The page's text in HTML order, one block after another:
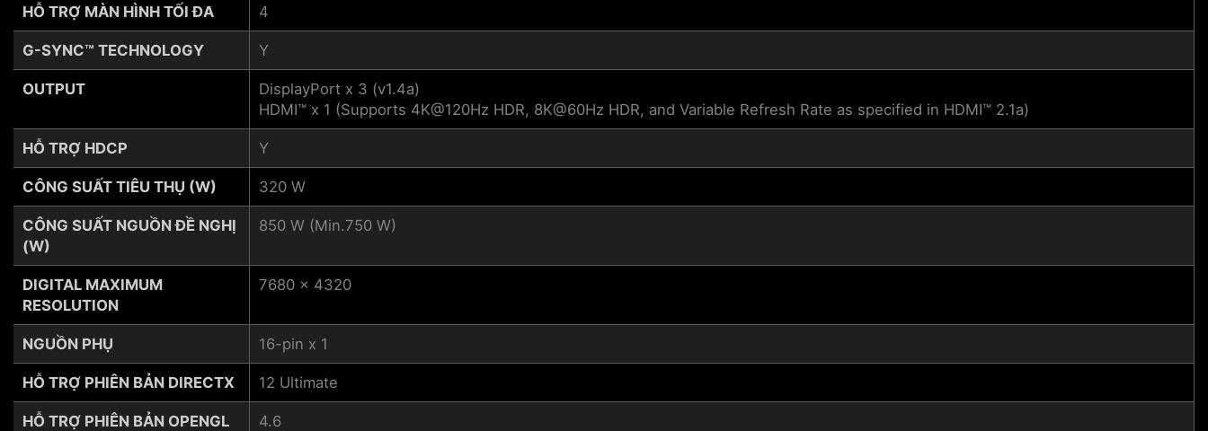
HỖ TRỢ MÀN HÌNH TỐI ĐA
G-SYNC™ TECHNOLOGY
OUTPUT
HỖ TRỢ HDCP
CÔNG SUẤT TIÊU THỤ (W)
CÔNG SUẤT NGUỒN ĐỀ NGHỊ
(W)
DIGITAL MAXIMUM
RESOLUTION
NGUỒN PHỤ
HỖ TRỢ PHIÊN BẢN DIRECTX
HỖ TRỢ PHIÊN BẢN OPENGL
4
Y
DisplayPort x 3 (v1.4a)
HDMI™ x 1 (Supports 4K@120Hz HDR, 8K@60Hz HDR, and Variable Refresh Rate as specified in HDMI™ 2.1a)
Y
320 W
850 W (Min.750 W)
7680 x 4320
16-pin x 1
12 Ultimate
4.6